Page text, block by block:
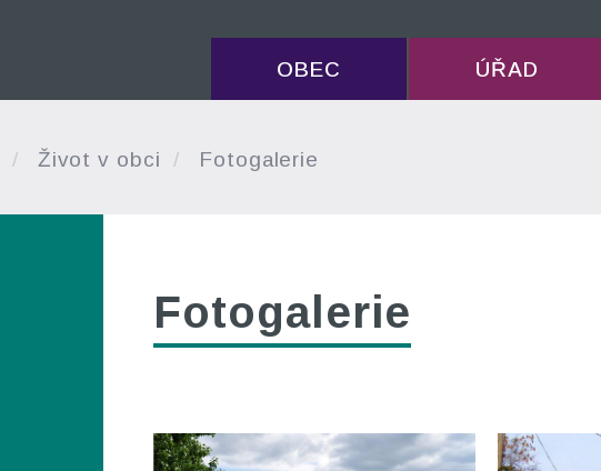
OBEC ÚŘAD
Život v obci Fotogalerie
Fotogalerie